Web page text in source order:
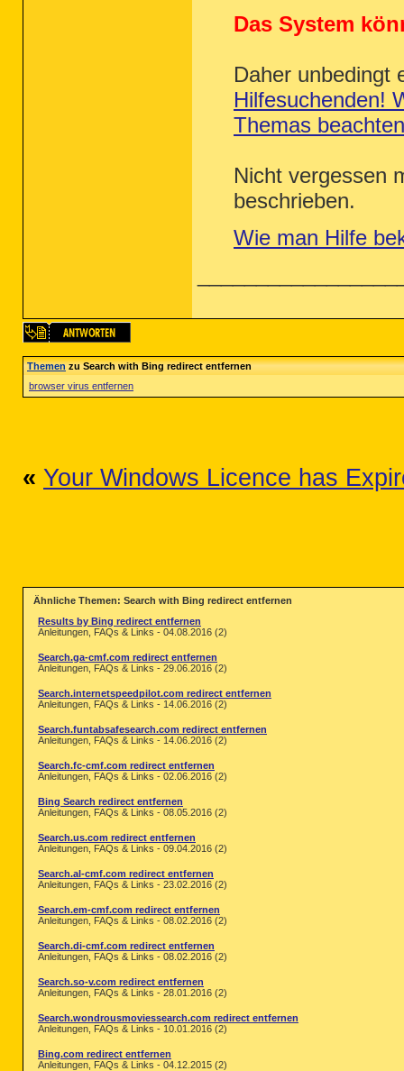
Das System
Daher unbedingt
Hilfesuchenden!
Themas
Nicht vergessen
beschrieben.
Wie man Hilfe
Themenzu Search with Bing redirect entfernen
browser virus entfernen
« Your Windows Licence has
Ähnliche Themen: Search with Bing redirect entfernen
Results by Bing redirect entfernen
Anleitungen, FAQs & Links - 04.08.2016 (2)
Search.ga-cmf.com redirect entfernen
Anleitungen, FAQs & Links - 29.06.2016 (2)
Search.internetspeedpilot.com redirect entfernen
Anleitungen, FAQs & Links - 14.06.2016 (2)
Search.funtabsafesearch.com redirect entfernen
Anleitungen, FAQs & Links - 14.06.2016 (2)
Search.fc-cmf.com redirect entfernen
Anleitungen, FAQs & Links - 02.06.2016 (2)
Bing Search redirect entfernen
Anleitungen, FAQs & Links - 08.05.2016 (2)
Search.us.com redirect entfernen
Anleitungen, FAQs & Links - 09.04.2016 (2)
Search.al-cmf.com redirect entfernen
Anleitungen, FAQs & Links - 23.02.2016 (2)
Search.em-cmf.com redirect entfernen
Anleitungen, FAQs & Links - 08.02.2016 (2)
Search.di-cmf.com redirect entfernen
Anleitungen, FAQs & Links - 08.02.2016 (2)
Search.so-v.com redirect entfernen
Anleitungen, FAQs & Links - 28.01.2016 (2)
Search.wondrousmoviessearch.com redirect entfernen
Anleitungen, FAQs & Links - 10.01.2016 (2)
Bing.com redirect entfernen
Anleitungen, FAQs & Links - 04.12.2015 (2)